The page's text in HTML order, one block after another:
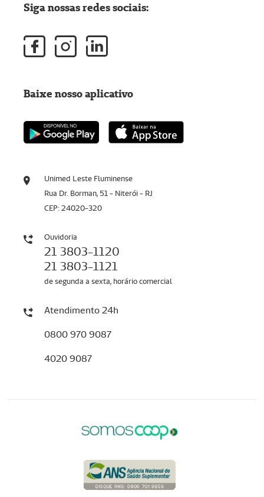
Unimed Leste Fluminense
Rua Dr. Borman, 51 - Niterói - RJ
CEP: 24020-320
Ouvidoria
21 3803-1120
21 3803-1121
de segunda a sexta, horário comercial
Atendimento 24h
0800 970 9087
4020 9087
Siga nossas redes sociais:
Baixe nosso aplicativo